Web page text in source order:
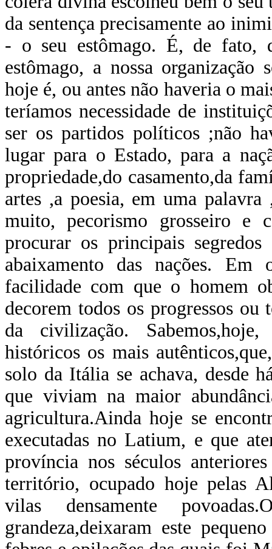
da sentença precisamente ao
- o seu estômago. É, de fato,
estômago, a nossa
hoje é, ou antes não haveria o
teríamos necessidade de
ser os partidos políticos ;não
lugar para o Estado, para a
propriedade,do casamento,da
artes ,a poesia, em uma palavra
muito, pecorismo grosseiro e
procurar os principais
abaixamento das nações.
facilidade com que o homem
decorem todos os progressos ou
da civilização. Sabemos,hoje,
históricos os mais
solo da Itália se achava, desde
que viviam na maior
agricultura.Ainda hoje se
executadas no Latium, e que
província nos séculos
território, ocupado hoje pelas
vilas densamente
grandeza,deixaram este